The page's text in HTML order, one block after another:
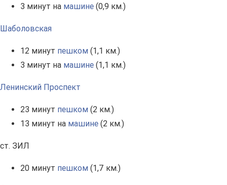
3 минут на машине (0,9 км.)
Шаболовская
12 минут пешком (1,1 км.)
3 минут на машине (1,1 км.)
Ленинский Проспект
23 минут пешком (2 км.)
13 минут на машине (2 км.)
ст. ЗИЛ
20 минут пешком (1,7 км.)